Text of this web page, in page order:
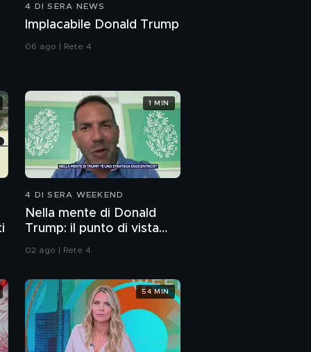
Orrore in una casa di
riposo
"Time 4 child", l'evento
dedicato ai ragazzi
Crema di piselli con
4 DI SERA NEWS
Implacabile Donald Trump
06 ago | Rete 4
4 DI SERA WEEKEND
Nella mente di Donald
Trump: il punto di vista
dello psichiatra Leonardo
02 ago | Rete 4
1 MIN
54 MIN